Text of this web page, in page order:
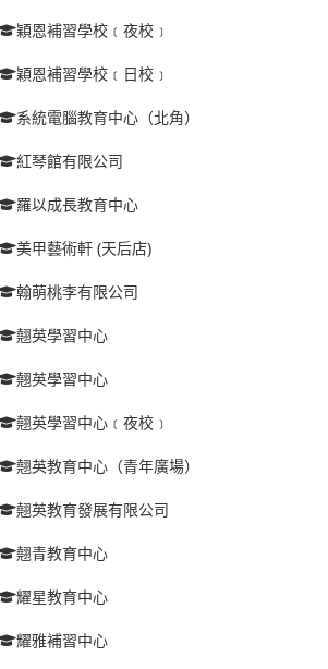
穎恩補習學校﹝夜校﹞
穎恩補習學校﹝日校﹞
系統電腦教育中心（北角）
紅琴館有限公司
羅以成長教育中心
美甲藝術軒 (天后店)
翰萌桃李有限公司
翹英學習中心
翹英學習中心
翹英學習中心﹝夜校﹞
翹英教育中心（青年廣場）
翹英教育發展有限公司
翹青教育中心
耀星教育中心
耀雅補習中心